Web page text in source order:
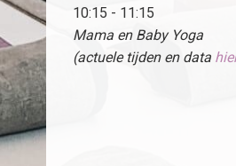
10:15 - 11:15
Mama en Baby Yoga
(actuele tijden en data